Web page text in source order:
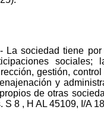
La sociedad tiene
gestión,
y
de otras
8 , H AL 45109, I/A